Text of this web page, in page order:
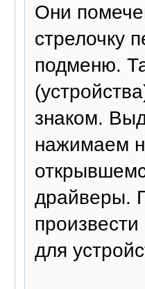
Они
стрелочку
подменю.
знаком.
нажимаем
драйверы.
для